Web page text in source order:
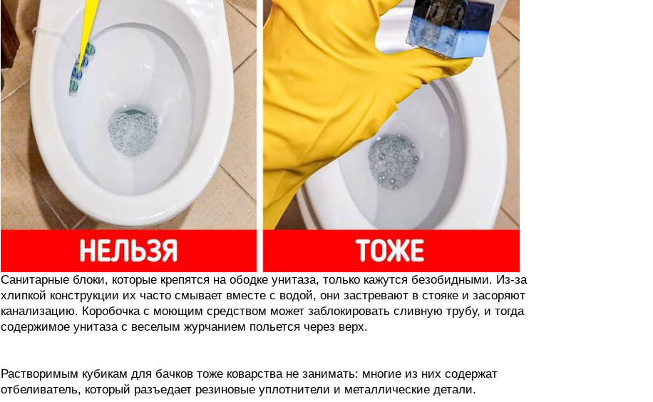
Санитарные блоки, которые крепятся на ободке унитаза, только кажутся безобидными. Из-за
хлипкой конструкции их часто смывает вместе с водой, они застревают в стояке и засоряют
канализацию. Коробочка с моющим средством может заблокировать сливную трубу, и тогда
содержимое унитаза с веселым журчанием польется через верх.
Растворимым кубикам для бачков тоже коварства не занимать: многие из них содержат
отбеливатель, который разъедает резиновые уплотнители и металлические детали.